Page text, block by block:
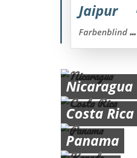
Jaipur
Farbenblind...
Nicaragua
Costa Rica
Panama